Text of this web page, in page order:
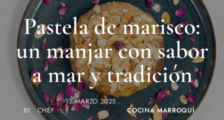
Pastela de marisco:
un manjar con sabor
a mar y tradición
BY CHEF
13 MARZO 2025
COCINA MARROQUÍ